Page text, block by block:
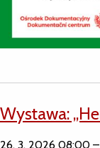
Wystawa:
26. 3. 2026 08:00 –